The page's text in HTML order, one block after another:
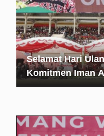
Selamat Hari
Komitmen Iman